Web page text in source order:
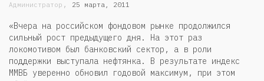
Администратор , 25 марта, 2011
«Вчера на российском фондовом рынке продолжился
сильный рост предыдущего дня. На этот раз
локомотивом был банковский сектор, а в роли
поддержки выступала нефтянка. В результате индекс
ММВБ уверенно обновил годовой максимум, при этом